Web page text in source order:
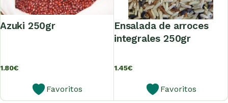
azuki 250gr
1.80€
Favoritos
ensalada de arroces
integrales 250gr
1.45€
Favoritos